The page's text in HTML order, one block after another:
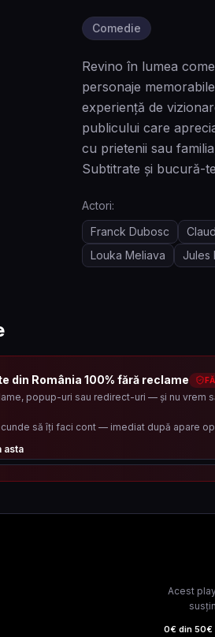
Comedie
Revino în lumea
personaje
experiență de
publicului care
cu prietenii sau
Subtitrate și bucură-
Actori:
Franck Dubosc
Louka Meliava
Jules
din România 100% fără reclame
popup-uri sau redirect-uri — și nu vrem
să îți faci cont — imediat după apare
asta
Acest
0€ din 50€